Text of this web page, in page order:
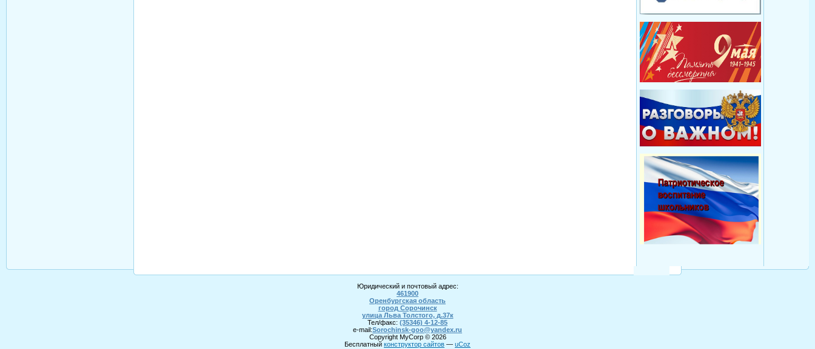
Юридический и почтовый адрес:
461900
Оренбургская область
город Сорочинск
улица Льва Толстого, д.37к
Тел/факс: (35346) 4-12-85
e-mail:Sorochinsk-goo@yandex.ru
Copyright MyCorp © 2026
Бесплатный конструктор сайтов — uCoz